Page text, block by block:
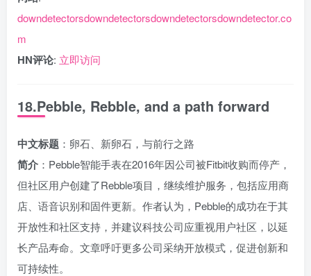
downdetectorsdowndetectorsdowndetectorsdowndetector.co
m
HN评论: 立即访问
18.Pebble, Rebble, and a path forward
中文标题 ：卵石、新卵石，与前行之路
简介 ：Pebble智能手表在2016年因公司被Fitbit收购而停产，
但社区用户创建了Rebble项目，继续维护服务，包括应用商
店、语音识别和固件更新。作者认为，Pebble的成功在于其
开放性和社区支持，并建议科技公司应重视用户社区，以延
长产品寿命。文章呼吁更多公司采纳开放模式，促进创新和
可持续性。